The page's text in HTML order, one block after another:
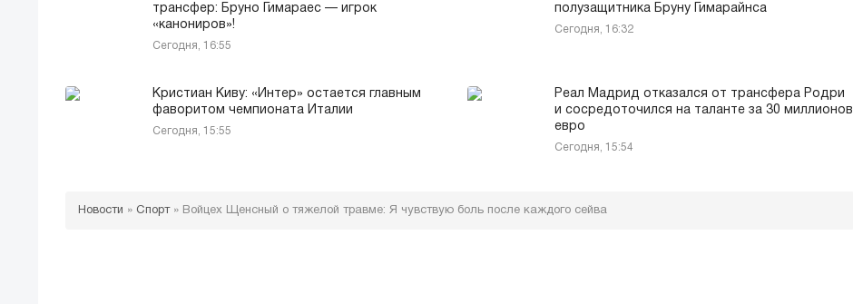
трансфер: Бруно Гимараес — игрок
«канониров»!
Сегодня, 16:55
полузащитника Бруну Гимарайнса
Сегодня, 16:32
Кристиан Киву: «Интер» остается главным
фаворитом чемпионата Италии
Сегодня, 15:55
Реал Мадрид отказался от трансфера Родри
и сосредоточился на таланте за 30 миллионов
евро
Сегодня, 15:54
Новости » Спорт» Войцех Щенсный о тяжелой травме: Я чувствую боль после каждого сейва